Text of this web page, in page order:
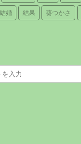
結婚 結果 葵つかさ